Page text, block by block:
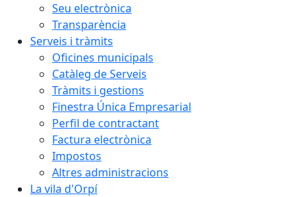
Seu electrònica
Transparència
Serveis i tràmits
Oficines municipals
Catàleg de Serveis
Tràmits i gestions
Finestra Única Empresarial
Perfil de contractant
Factura electrònica
Impostos
Altres administracions
La vila d'Orpí